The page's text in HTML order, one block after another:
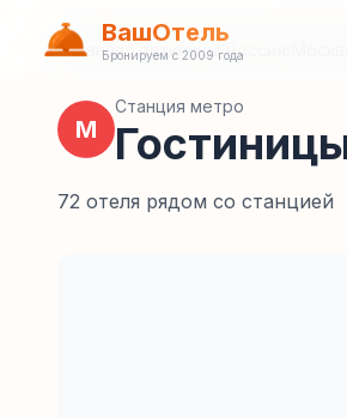
ВашОтель
Бронируем с 2009 года
Главная/Гостиницы/Россия
М
Станция метро
72 отеля рядом со станцией